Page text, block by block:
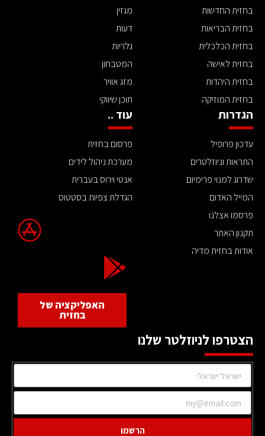
בחזית החדשות
בחזית הבריאות
בחזית הכלכלית
בחזית לאישה
בחזית היהדות
בחזית המוזיקה
מגזין
דעות
גלריות
המטבחון
מזג אוויר
תוכן שיווקי
הגדרות
עדכון פרופיל
התראות וניוזלטרים
שדרוג למנוי פרימיום
המייל האדום
פרסמו אצלנו
תקנון האתר
אודות בחזית מדיה
עוד ..
פרסום בחזית
מערכת ניהול לידים
אנטי וירוס בעברית
הגדלת צפיות בסטטוס
האפליקציה של
בחזית
הצטרפו לניוזלטר שלנו
הרשמו